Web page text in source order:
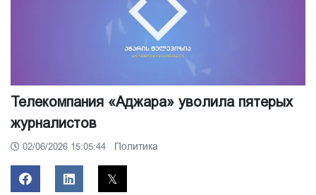
Телекомпания «Аджара» уволила пятерых
журналистов
02/06/2026 15:05:44 Политика